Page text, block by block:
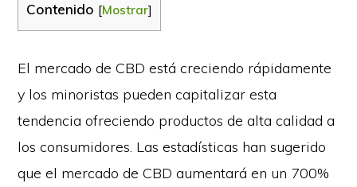
Contenido [Mostrar]
El mercado de CBD está creciendo rápidamente
y los minoristas pueden capitalizar esta
tendencia ofreciendo productos de alta calidad a
los consumidores. Las estadísticas han sugerido
que el mercado de CBD aumentará en un 700%